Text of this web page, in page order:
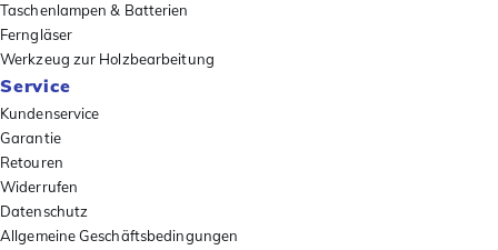
Taschenlampen & Batterien
Ferngläser
Werkzeug zur Holzbearbeitung
Service
Kundenservice
Garantie
Retouren
Widerrufen
Datenschutz
Allgemeine Geschäftsbedingungen